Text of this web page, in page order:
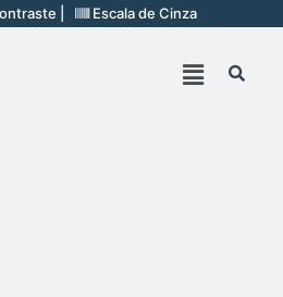
| Escala de Cinza